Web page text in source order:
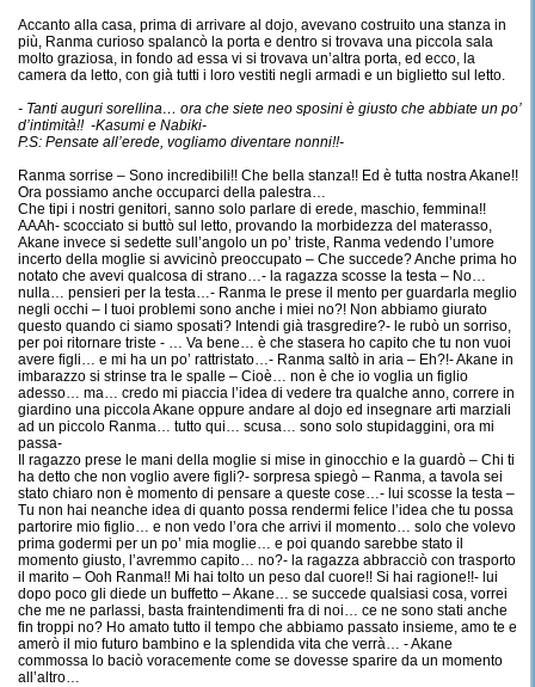
Accanto alla casa, prima di arrivare al dojo, avevano costruito una stanza in
più, Ranma curioso spalancò la porta e dentro si trovava una piccola sala
molto graziosa, in fondo ad essa vi si trovava un’altra porta, ed ecco, la
camera da letto, con già tutti i loro vestiti negli armadi e un biglietto sul letto.
- Tanti auguri sorellina… ora che siete neo sposini è giusto che abbiate un po’
d’intimità!! -Kasumi e Nabiki-
P.S: Pensate all’erede, vogliamo diventare nonni!!-
Ranma sorrise – Sono incredibili!! Che bella stanza!! Ed è tutta nostra Akane!!
Ora possiamo anche occuparci della palestra…
Che tipi i nostri genitori, sanno solo parlare di erede, maschio, femmina!!
AAAh- scocciato si buttò sul letto, provando la morbidezza del materasso,
Akane invece si sedette sull’angolo un po’ triste, Ranma vedendo l’umore
incerto della moglie si avvicinò preoccupato – Che succede? Anche prima ho
notato che avevi qualcosa di strano…- la ragazza scosse la testa – No…
nulla… pensieri per la testa…- Ranma le prese il mento per guardarla meglio
negli occhi – I tuoi problemi sono anche i miei no?! Non abbiamo giurato
questo quando ci siamo sposati? Intendi già trasgredire?- le rubò un sorriso,
per poi ritornare triste - … Va bene… è che stasera ho capito che tu non vuoi
avere figli… e mi ha un po’ rattristato…- Ranma saltò in aria – Eh?!- Akane in
imbarazzo si strinse tra le spalle – Cioè… non è che io voglia un figlio
adesso… ma… credo mi piaccia l’idea di vedere tra qualche anno, correre in
giardino una piccola Akane oppure andare al dojo ed insegnare arti marziali
ad un piccolo Ranma… tutto qui… scusa… sono solo stupidaggini, ora mi
passa-
Il ragazzo prese le mani della moglie si mise in ginocchio e la guardò – Chi ti
ha detto che non voglio avere figli?- sorpresa spiegò – Ranma, a tavola sei
stato chiaro non è momento di pensare a queste cose…- lui scosse la testa –
Tu non hai neanche idea di quanto possa rendermi felice l’idea che tu possa
partorire mio figlio… e non vedo l’ora che arrivi il momento… solo che volevo
prima godermi per un po’ mia moglie… e poi quando sarebbe stato il
momento giusto, l’avremmo capito… no?- la ragazza abbracciò con trasporto
il marito – Ooh Ranma!! Mi hai tolto un peso dal cuore!! Si hai ragione!!- lui
dopo poco gli diede un buffetto – Akane… se succede qualsiasi cosa, vorrei
che me ne parlassi, basta fraintendimenti fra di noi… ce ne sono stati anche
fin troppi no? Ho amato tutto il tempo che abbiamo passato insieme, amo te e
amerò il mio futuro bambino e la splendida vita che verrà… - Akane
commossa lo baciò voracemente come se dovesse sparire da un momento
all’altro…